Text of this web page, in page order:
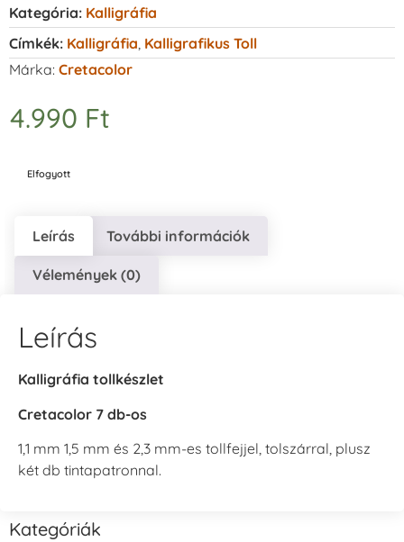
Kategória: Kalligráfia
Címkék: Kalligráfia Kalligrafikus Toll
Márka: Cretacolor
4.990 Ft
Elfogyott
Leírás További információk
Vélemények (0)
Leírás
Kalligráfia tollkészlet
Cretacolor 7 db-os
1,1 mm 1,5 mm és 2,3 mm-es tollfejjel, tolszárral, plusz
két db tintapatronnal.
Kategóriák